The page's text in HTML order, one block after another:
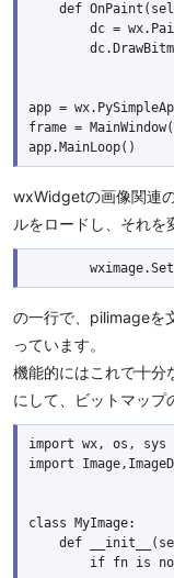
def
dc =
app =
frame =
wxWidgetの画像関連
ルをロードし、それを
の一行で、pilimageを
っています。
機能的にはこれで十分
にして、ビットマップ
import wx, os, sys
import
class MyImage:
def
if fn is